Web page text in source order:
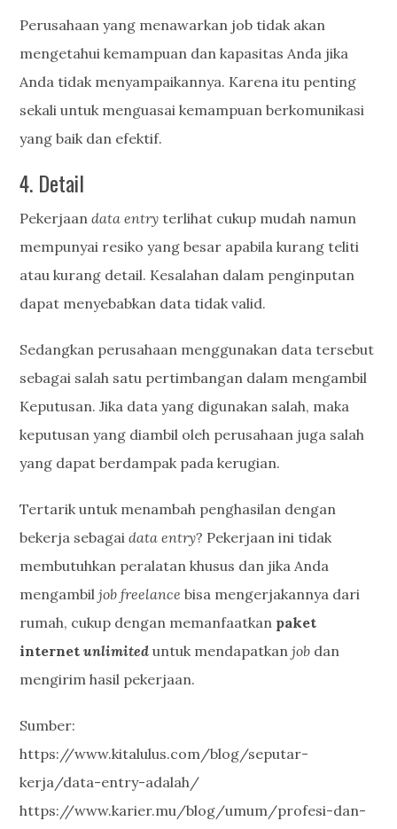
Perusahaan yang menawarkan job tidak akan
mengetahui kemampuan dan kapasitas Anda jika
Anda tidak menyampaikannya. Karena itu penting
sekali untuk menguasai kemampuan berkomunikasi
yang baik dan efektif.
4. Detail
Pekerjaandata entry terlihat cukup mudah namun
mempunyai resiko yang besar apabila kurang teliti
atau kurang detail. Kesalahan dalam penginputan
dapat menyebabkan data tidak valid.
Sedangkan perusahaan menggunakan data tersebut
sebagai salah satu pertimbangan dalam mengambil
Keputusan. Jika data yang digunakan salah, maka
keputusan yang diambil oleh perusahaan juga salah
yang dapat berdampak pada kerugian.
Tertarik untuk menambah penghasilan dengan
bekerja sebagaidata entry? Pekerjaan ini tidak
membutuhkan peralatan khusus dan jika Anda
mengambiljob freelance bisa mengerjakannya dari
rumah, cukup dengan memanfaatkan paket
internetunlimited untuk mendapatkanjob dan
mengirim hasil pekerjaan.
Sumber:
https://www.kitalulus.com/blog/seputar-
kerja/data-entry-adalah/
https://www.karier.mu/blog/umum/profesi-dan-